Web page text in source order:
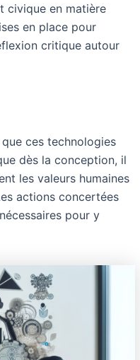
civique en matière
en place pour
critique autour
ces technologies
dès la conception, il
les valeurs humaines
actions concertées
pour y